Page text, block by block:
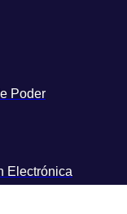
Poder
Electrónica